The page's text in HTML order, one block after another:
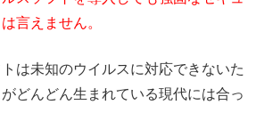
言えません。
は未知のウイルスに対応できないた
どんどん生まれている現代には合っ